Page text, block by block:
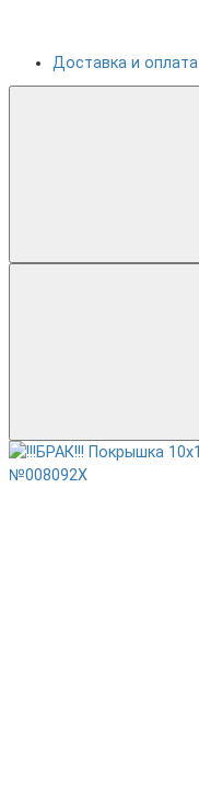
Доставка и оплата